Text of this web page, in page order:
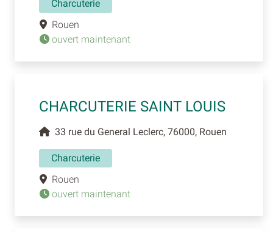
Charcuterie
Rouen
ouvert maintenant
CHARCUTERIE SAINT LOUIS
33 rue du General Leclerc, 76000, Rouen
Charcuterie
Rouen
ouvert maintenant